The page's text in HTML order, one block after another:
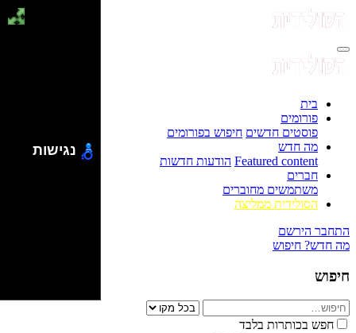
בית
פורומים
פוסטים חדשים חיפוש בפורומים
מה חדש
Featured content הודעות חדשות
חברים
משתמשים מחוברים
הסולידית ממליצה
התחבר הירשם
מה חדש? חיפוש
חיפוש
חפש בכותרות בלבד
נגישות